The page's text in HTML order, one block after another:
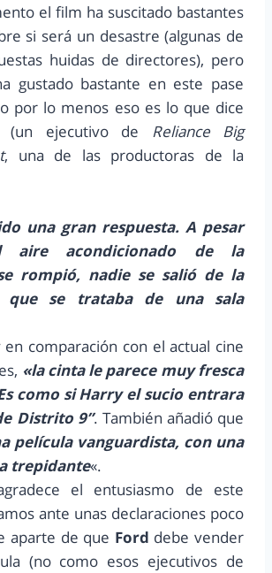
el film ha suscitado bastantes
si será un desastre (algunas de
huidas de directores), pero
gustado bastante en este pase
por lo menos eso es lo que dice
(un ejecutivo de Reliance Big
, una de las productoras de la
una gran respuesta. A pesar
acondicionado de la
rompió, nadie se salió de la
que se trataba de una sala
en comparación con el actual cine
«la cinta le parece muy fresca
como si Harry el sucio entrara
Distrito 9”. También añadió que
película vanguardista, con una
trepidante«.
el entusiasmo de este
ante unas declaraciones poco
aparte de que Ford debe vender
(no como esos ejecutivos de